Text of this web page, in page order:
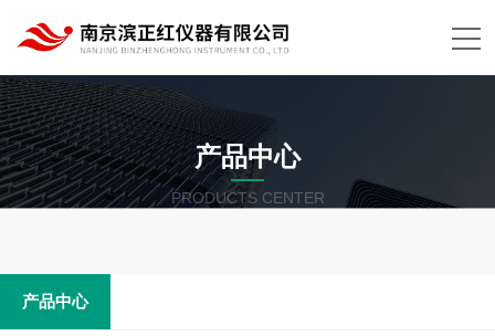
产品中心
PRODUCTS CENTER
产品中心